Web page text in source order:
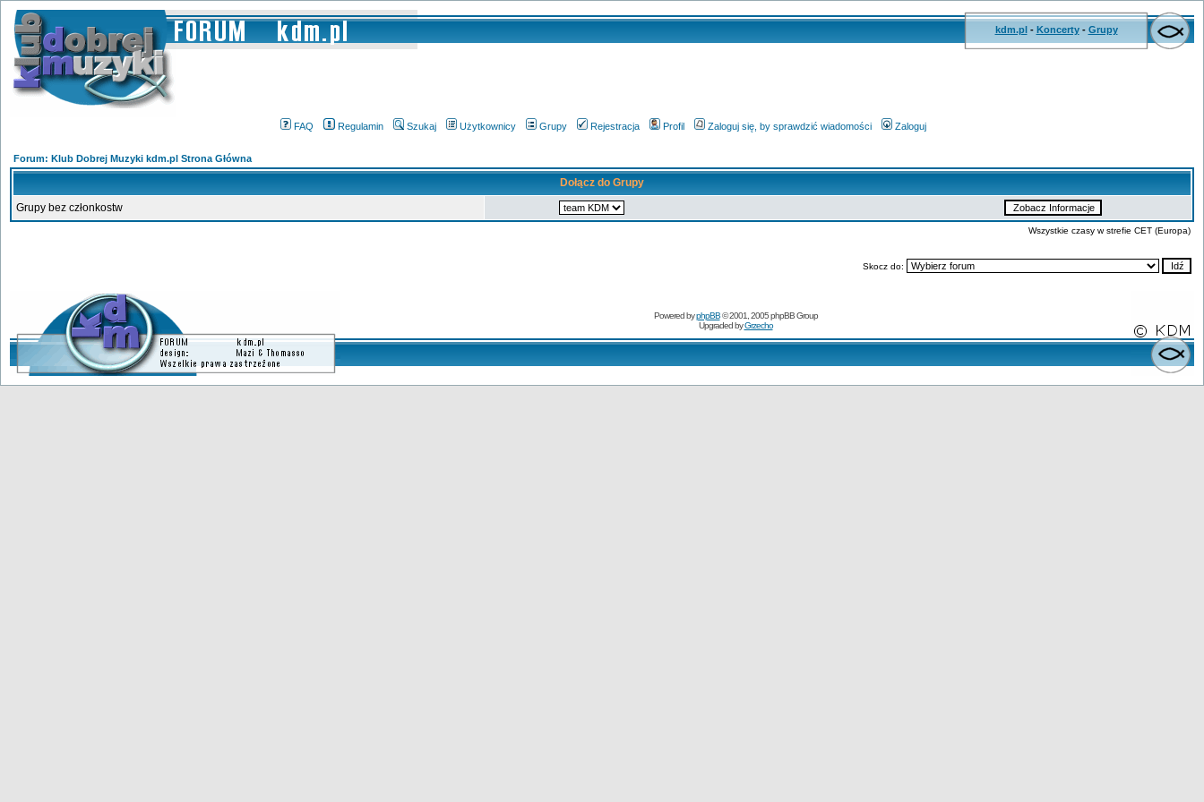
kdm.pl- Koncerty- Grupy
FAQ Regulamin Szukaj Użytkownicy Grupy Rejestracja Profil Zaloguj się, by sprawdzić wiadomości Zaloguj
Forum: Klub Dobrej Muzyki kdm.pl Strona Główna
Dołącz do Grupy
Grupy bez członkostw
Wszystkie czasy w strefie CET (Europa)
Skocz do:
Powered byphpBB© 2001, 2005 phpBB Group
Upgraded byGrzecho